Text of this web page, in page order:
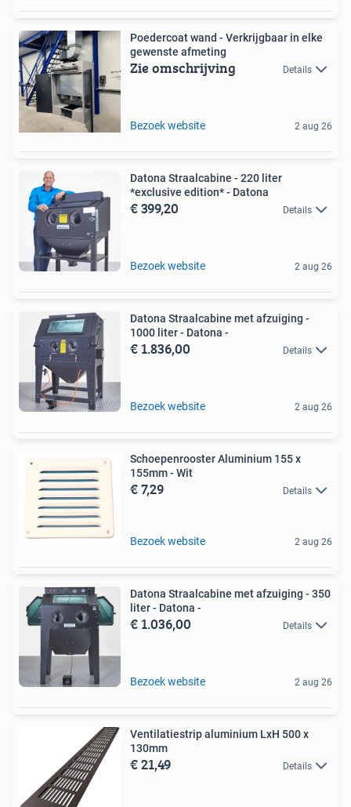
Poedercoat wand - Verkrijgbaar in elke
gewenste afmeting
Zie omschrijving Details
Bezoek website 2 aug 26
Datona Straalcabine - 220 liter
*exclusive edition* - Datona
€ 399,20 Details
Bezoek website 2 aug 26
Datona Straalcabine met afzuiging -
1000 liter - Datona -
€ 1.836,00 Details
Bezoek website 2 aug 26
Schoepenrooster Aluminium 155 x
155mm - Wit
€ 7,29 Details
Bezoek website 2 aug 26
Datona Straalcabine met afzuiging - 350
liter - Datona -
€ 1.036,00 Details
Bezoek website 2 aug 26
Ventilatiestrip aluminium LxH 500 x
130mm
€ 21,49 Details